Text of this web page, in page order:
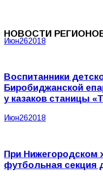
НОВОСТИ
Июн262018
Воспитанники
Биробиджанской
у казаков станицы
Июн262018
При Нижегородском
футбольная секция